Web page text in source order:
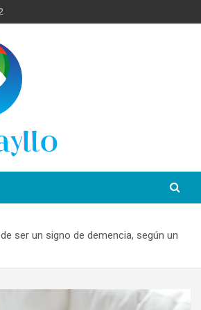
Norte y
español de toda España.
ser un signo de demencia, según un